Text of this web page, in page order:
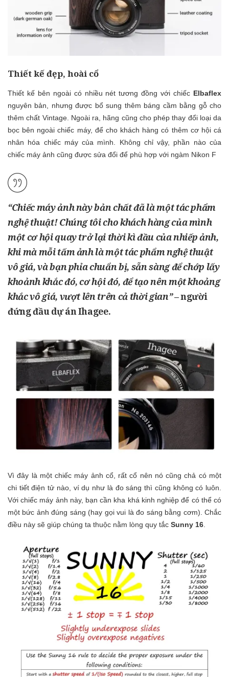
Thiết kế đẹp, hoài cổ
Thiết kế bên ngoài có nhiều nét tương đồng với chiếc Elbaflex
nguyên bản, nhưng được bổ sung thêm báng cầm bằng gỗ cho
thêm chất Vintage. Ngoài ra, hãng cũng cho phép thay đổi loại da
bọc bên ngoài chiếc máy, để cho khách hàng có thêm cơ hội cá
nhân hóa chiếc máy của mình. Không chỉ vậy, phần nào của
chiếc máy ảnh cũng được sửa đổi để phù hợp với ngàm Nikon F
“Chiếc máy ảnh này bản chất đã là một tác phẩm
nghệ thuật! Chúng tôi cho khách hàng của mình
một cơ hội quay trở lại thời kì đầu của nhiếp ảnh,
khi mà mỗi tấm ảnh là một tác phẩm nghệ thuật
vô giá, và bạn phỉa chuẩn bị, sẵn sàng để chớp lấy
khoảnh khắc đó, cơ hội đó, để tạo nên một khoảng
khắc vô giá, vượt lên trên cả thời gian”– người
đứng đầu dự ánIhagee.
Vì đây là một chiếc máy ảnh cổ, rất cổ nên nó cũng chả có một
chi tiết điện tử nào, ví dụ như là đo sáng thì cũng không có luôn.
Với chiếc máy ảnh này, bạn cần kha khá kinh nghiệp để có thể có
một bức ảnh đúng sáng (hay gọi vui là đo sáng bằng cơm). Chắc
điều này sẽ giúp chúng ta thuộc nằm lòng quy tắc Sunny 16